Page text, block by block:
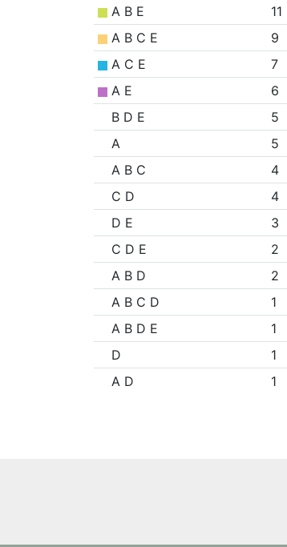
A B E
11
A B C E
9
A C E
7
A E
6
B D E
5
A
5
A B C
4
C D
4
D E
3
C D E
2
A B D
2
A B C D
1
A B D E
1
D
1
A D
1